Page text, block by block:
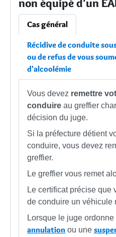
Cas général
Récidive de conduite
ou de refus de vous
d'alcoolémie
Vous devez remettre
conduire au greffier
décision du juge.
Si la préfecture détient
conduire, vous devez
greffier.
Le greffier vous remet
Le certificat précise que
de conduire un véhicule
Lorsque le juge
annulation ou une